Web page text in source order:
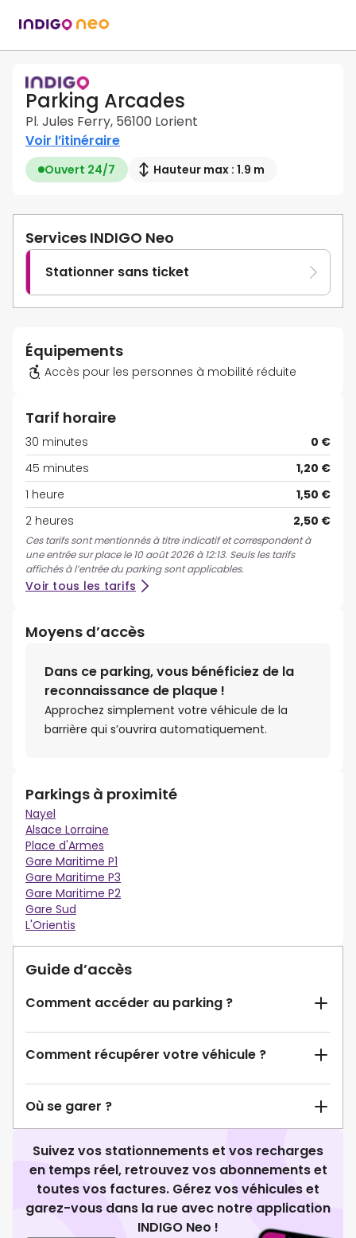
Parking Arcades
Pl. Jules Ferry, 56100 Lorient
Voir l’itinéraire
Ouvert 24/7 Hauteur max : 1.9 m
Services INDIGO Neo
Stationner sans ticket
Équipements
Accès pour les personnes à mobilité réduite
Tarif horaire
30 minutes
0 €
45 minutes
1,20 €
1 heure
1,50 €
2 heures
2,50 €
Ces tarifs sont mentionnés à titre indicatif et correspondent à
une entrée sur place le 10 août 2026 à 12:13. Seuls les tarifs
affichés à l’entrée du parking sont applicables.
Voir tous les tarifs
Moyens d’accès
Dans ce parking, vous bénéficiez de la
reconnaissance de plaque !
Approchez simplement votre véhicule de la
barrière qui s’ouvrira automatiquement.
Parkings à proximité
Nayel
Alsace Lorraine
Place d'Armes
Gare Maritime P1
Gare Maritime P3
Gare Maritime P2
Gare Sud
L'Orientis
Guide d’accès
Comment accéder au parking ?
Comment récupérer votre véhicule ?
Où se garer ?
Suivez vos stationnements et vos recharges
en temps réel, retrouvez vos abonnements et
toutes vos factures. Gérez vos véhicules et
garez-vous dans la rue avec notre application
INDIGO Neo !